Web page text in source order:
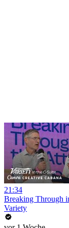
21:34
Breaking Through
Variety